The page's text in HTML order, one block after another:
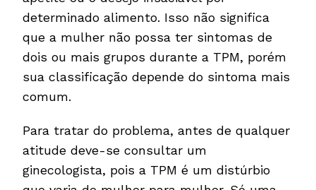
determinado alimento. Isso não significa
que a mulher não possa ter sintomas de
dois ou mais grupos durante a TPM, porém
sua classificação depende do sintoma mais
comum.
Para tratar do problema, antes de qualquer
atitude deve-se consultar um
ginecologista, pois a TPM é um distúrbio